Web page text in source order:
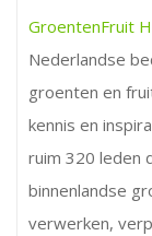
GroentenFruit
Nederlandse
groenten en
kennis en
ruim 320 leden
binnenlandse
verwerken,